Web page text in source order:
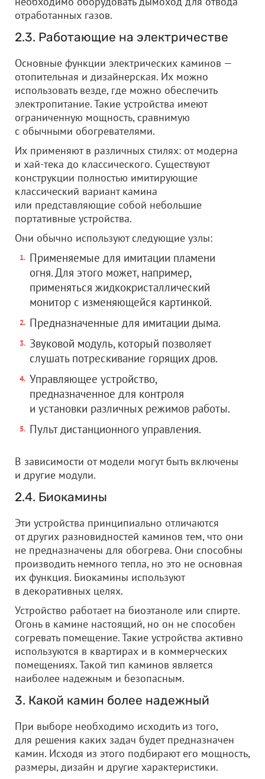
отработанных газов.
2.3. Работающие на электричестве
Основные функции электрических каминов —
отопительная и дизайнерская. Их можно
использовать везде, где можно обеспечить
электропитание. Такие устройства имеют
ограниченную мощность, сравнимую
с обычными обогревателями.
Их применяют в различных стилях: от модерна
и хай-тека до классического. Существуют
конструкции полностью имитирующие
классический вариант камина
или представляющие собой небольшие
портативные устройства.
Они обычно используют следующие узлы:
Применяемые для имитации пламени
огня. Для этого может, например,
применяться жидкокристаллический
монитор с изменяющейся картинкой.
Предназначенные для имитации дыма.
Звуковой модуль, который позволяет
слушать потрескивание горящих дров.
Управляющее устройство,
предназначенное для контроля
и установки различных режимов работы.
Пульт дистанционного управления.
В зависимости от модели могут быть включены
и другие модули.
2.4. Биокамины
Эти устройства принципиально отличаются
от других разновидностей каминов тем, что они
не предназначены для обогрева. Они способны
производить немного тепла, но это не основная
их функция. Биокамины используют
в декоративных целях.
Устройство работает на биоэтаноле или спирте.
Огонь в камине настоящий, но он не способен
согревать помещение. Такие устройства активно
используются в квартирах и в коммерческих
помещениях. Такой тип каминов является
наиболее надежным и безопасным.
3. Какой камин более надежный
При выборе необходимо исходить из того,
для решения каких задач будет предназначен
камин. Исходя из этого подбирают его мощность,
размеры, дизайн и другие характеристики.